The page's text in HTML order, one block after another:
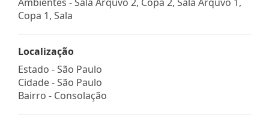
Copa 1, Sala
Localização
Estado -São Paulo
Cidade -São Paulo
Bairro - Consolação